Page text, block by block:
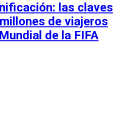
las claves
de viajeros
de la FIFA